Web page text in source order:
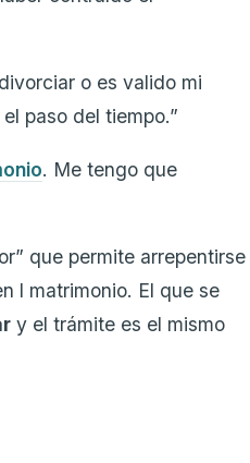
o es valido mi
paso del tiempo.”
. Me tengo que
que permite arrepentirse
l matrimonio. El que se
y el trámite es el mismo